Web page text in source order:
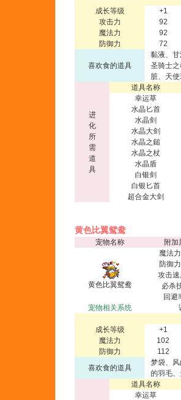
成长等级
+1
攻击力
92
魔法力
92
防御力
72
喜欢食的道具
黏液、
圣骑士
脏、天
进
化
所
需
道
具
道具名称
幸运草
水晶匕首
水晶剑
水晶大剑
水晶之鎚
水晶之杖
水晶盾
白银剑
白银匕首
超合金大剑
黄色比翼鸳鸯
宠物名称 附加
黄色比翼鸳鸯
魔法
防御
攻击
必杀
回避
宠物相关系统
成长等级
+1
魔法力
102
防御力
112
喜欢食的道具
梦袋、
的羽毛
道具名称
幸运草